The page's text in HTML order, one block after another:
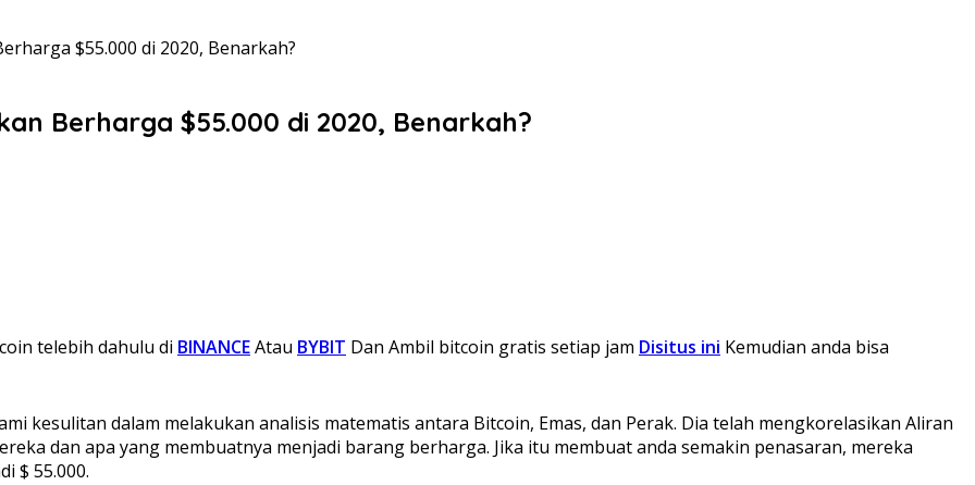
$55.000 di 2020, Benarkah?
Berharga $55.000 di 2020, Benarkah?
telebih dahulu di BINANCEAtau BYBIT Dan Ambil bitcoin gratis setiap jam Disitus ini Kemudian anda bisa
kesulitan dalam melakukan analisis matematis antara Bitcoin, Emas, dan Perak. Dia telah mengkorelasikan Aliran
dan apa yang membuatnya menjadi barang berharga. Jika itu membuat anda semakin penasaran, mereka
$ 55.000.